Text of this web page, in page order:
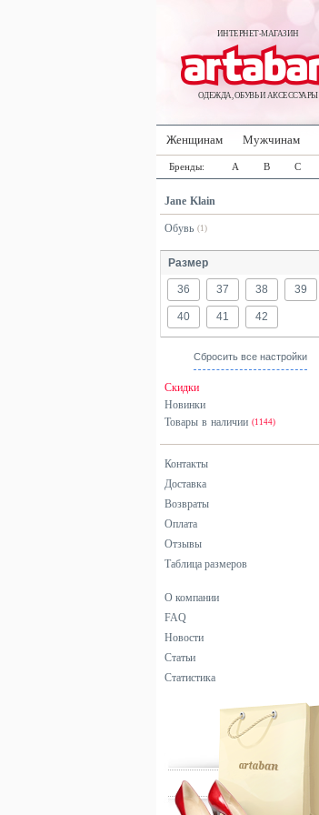
ИНТЕРНЕТ-МАГАЗИН
ОДЕЖДА, ОБУВЬ И АКСЕССУАРЫ
Женщинам Мужчинам
Бренды: A B C
Jane Klain
Обувь (1)
Размер
36 37 38 39
40 41 42
Сбросить все настройки
Скидки
Новинки
Товары в наличии (1144)
Контакты
Доставка
Возвраты
Оплата
Отзывы
Таблица размеров
О компании
FAQ
Новости
Статьи
Статистика